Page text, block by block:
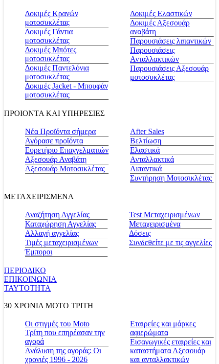
Δοκιμές Κρανών
μοτοσυκλέτας
Δοκιμές Γάντια
μοτοσυκλέτας
Δοκιμές Μπότες
μοτοσυκλέτας
Δοκιμές Παντελόνια
μοτοσυκλέτας
Δοκιμές Jacket - Μπουφάν
μοτοσυκλέτας
Δοκιμές Ελαστικών
Δοκιμές Αξεσουάρ
αναβάτη
Παρουσιάσεις λιπαντικών
Παρουσιάσεις
Ανταλλακτικών
Παρουσιάσεις Αξεσουάρ
μοτοσυκλέτας
ΠΡΟΙΟΝΤΑ ΚΑΙ ΥΠΗΡΕΣΙΕΣ
Νέα Προϊόντα σήμερα
Αγόρασε προϊόντα
Ευρετήριο Επαγγελματιών
Αξεσουάρ Αναβάτη
Αξεσουάρ Μοτοσικλέτας
Αfter Sales
Βελτίωση
Ελαστικά
Ανταλλακτικά
Λιπαντικά
Συντήρηση Μοτοσικλέτας
ΜΕΤΑΧΕΙΡΙΣΜΕΝΑ
Αναζήτηση Αγγελίας
Καταχώρηση Αγγελίας
Αλλαγή αγγελίας
Τιμές μεταχειρισμένων
Έμποροι
Test Μεταχειρισμένων
Μεταχειρισμένα
Δόσεις
Συνδεθείτε με τις αγγελίες
ΠΕΡΙΟΔΙΚΟ
ΕΠΙΚΟΙΝΩΝΙΑ
ΤΑΥΤΟΤΗΤΑ
30 ΧΡΟΝΙΑ MOTO ΤΡΙΤΗ
Οι στιγμές του Moto
Τρίτη που επηρέασαν την
αγορά
Ανάλυση της αγοράς: Οι
χρονιές 1996 - 2026
Εταιρείες και μάρκες
αφιερώματα
Εισαγωγικές εταιρείες και
καταστήματα Αξεσουάρ
και ανταλλακτικών